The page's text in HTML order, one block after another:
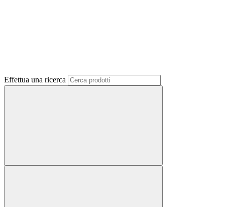
Effettua una ricerca